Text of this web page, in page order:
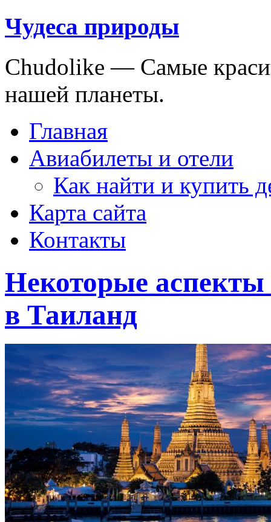
Чудеса природы
Chudolike — Cамые
нашей планеты.
Главная
Авиабилеты и отели
Как найти и купить
Карта сайта
Контакты
Некоторые аспекты
в Таиланд